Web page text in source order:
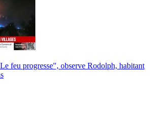
feu progresse", observe Rodolph, habitant